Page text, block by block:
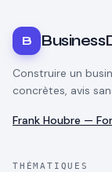
B
Construire un
concrètes, avis
Frank Houbre —
THÉMATIQUES